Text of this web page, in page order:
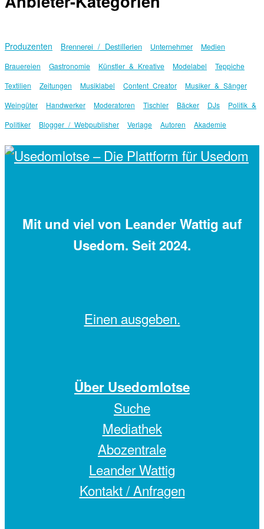
Produzenten Brennerei / Destillerien Unternehmer
Medien
Brauereien
Gastronomie Künstler & Kreative Modelabel
Teppiche
Textilien
Zeitungen Musiklabel Content Creator
Musiker & Sänger
Weingüter
Handwerker Moderatoren Tischler Bäcker DJs
Politik &
Politiker
Blogger / Webpublisher Verlage Autoren Akademie
Mit und viel von Leander Wattig auf
Usedom. Seit 2024.
Einen ausgeben.
Über Usedomlotse
Suche
Mediathek
Abozentrale
Leander Wattig
Kontakt / Anfragen